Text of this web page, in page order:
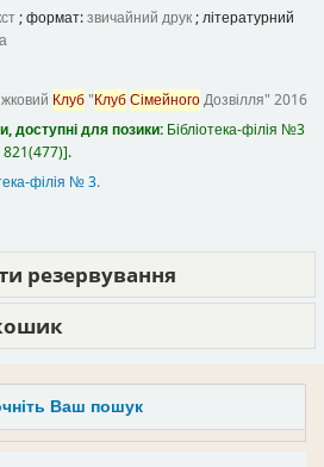
Ваш пошук
; формат:звичайний друк; літературний
Клуб"КлубСімейногоДозвілля" 2016
доступні для позики: Бібліотека-філія №3
821(477) .
філія № 3.
резервування